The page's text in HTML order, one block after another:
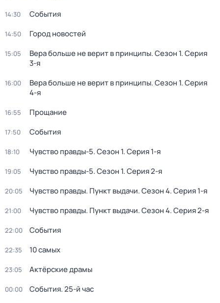
14:30 События
14:50 Город новостей
15:05 Вера больше не верит в принципы. Сезон 1. Серия
3-я
16:00 Вера больше не верит в принципы. Сезон 1. Серия
4-я
16:55 Прощание
17:50 События
18:10 Чувство правды-5. Сезон 1. Серия 1-я
19:05 Чувство правды-5. Сезон 1. Серия 2-я
20:05 Чувство правды. Пункт выдачи. Сезон 4. Серия 1-я
21:00 Чувство правды. Пункт выдачи. Сезон 4. Серия 2-я
22:00 События
22:35 10 самых
23:05 Актёрские драмы
00:00 События. 25-й час